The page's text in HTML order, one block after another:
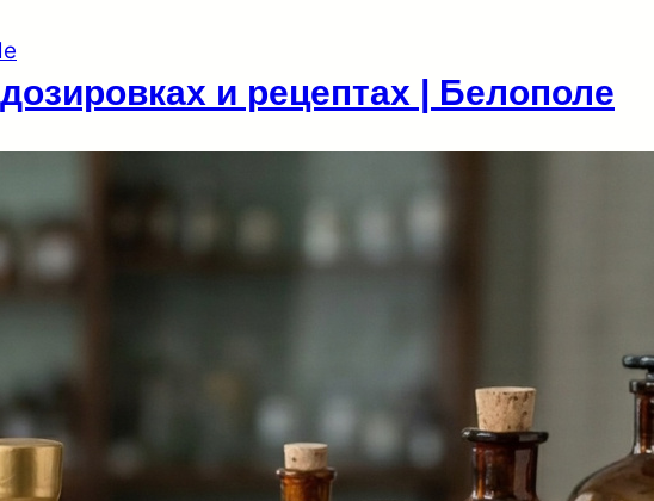
и рецептах | Белополе